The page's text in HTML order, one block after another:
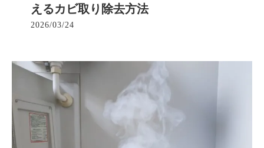
えるカビ取り除去方法
2026/03/24